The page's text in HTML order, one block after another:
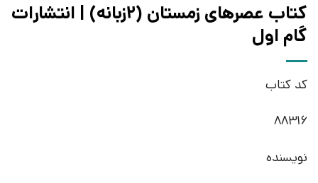
کتاب عصرهای زمستان (2زبانه) | انتشارات
گام اول
کد کتاب
88316
نویسنده